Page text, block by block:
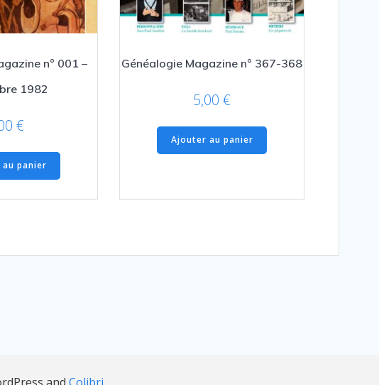
n° 001 –
1982
€
panier
Généalogie Magazine n° 367-368
5,00 €
Ajouter au panier
and Colibri